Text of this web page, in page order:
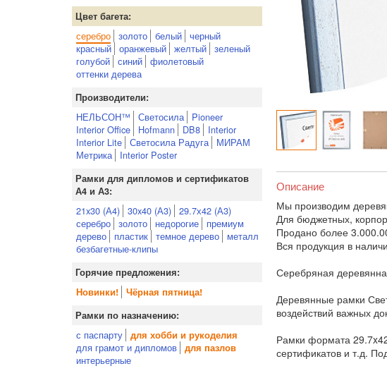
Цвет багета:
серебро золото белый черный
красный оранжевый желтый зеленый
голубой синий фиолетовый
оттенки дерева
Производители:
НЕЛЬСОН™ Светосила
Pioneer
Interior Office
Hofmann DB8
Interior
Interior Lite Светосила Радуга
МИРАМ
Метрика
Interior Poster
Рамки для дипломов и сертификатов
А4 и А3:
21x30 (А4) 30x40 (А3) 29.7х42 (А3)
серебро золото недорогие
премиум
дерево
пластик темное дерево
металл
безбагетные-клипы
Горячие предложения:
Новинки!
Чёрная пятница!
Рамки по назначению:
с паспарту для хобби и рукоделия
для грамот и дипломов для пазлов
интерьерные
Описание
Мы производим
Для бюджетных,
Продано более
Вся продукция в
Серебряная
Деревянные рамки
воздействий важных
Рамки формата
сертификатов и т.д.